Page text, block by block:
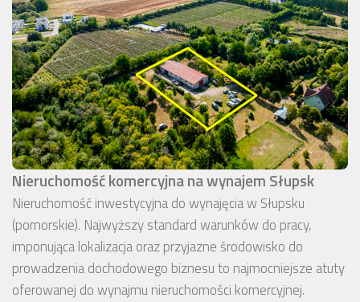
Nieruchomość komercyjna na wynajem Słupsk
Nieruchomość inwestycyjna do wynajęcia w Słupsku
(pomorskie). Najwyższy standard warunków do pracy,
imponująca lokalizacja oraz przyjazne środowisko do
prowadzenia dochodowego biznesu to najmocniejsze atuty
oferowanej do wynajmu nieruchomości komercyjnej.